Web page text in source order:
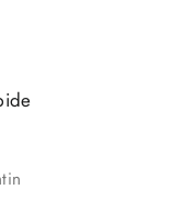
très satisfait
satisfait 👌🏼